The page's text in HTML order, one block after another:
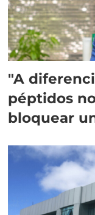
"A
péptidos
bloquear